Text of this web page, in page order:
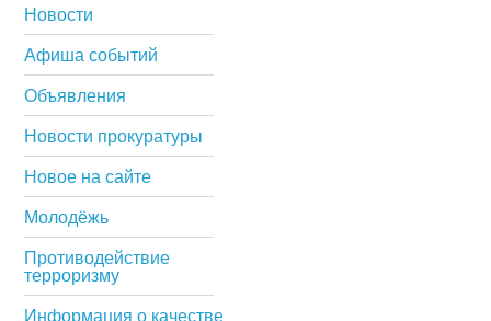
Новости
Афиша событий
Объявления
Новости прокуратуры
Новое на сайте
Молодёжь
Противодействие
терроризму
Информация о качестве